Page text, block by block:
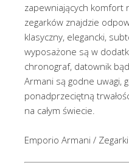
zapewniających komfort
zegarków znajdzie
klasyczny, elegancki,
wyposażone są w
chronograf, datownik
Armani są godne uwagi,
ponadprzeciętną
na całym świecie.
Emporio Armani / Zegarki